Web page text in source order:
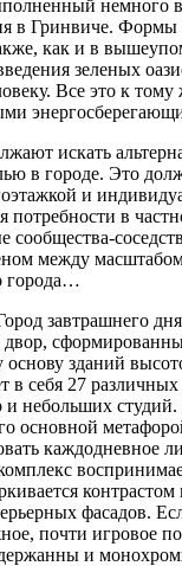
немного
в Гринвиче. Формы
как и в
зеленых
Все это к
искать
в городе. Это
и
потребности в
между масштабом
города…
завтрашнего
двор,
зданий
себя 27 различных
и небольших
основной
каждодневное
фасадов.
почти игровое
и